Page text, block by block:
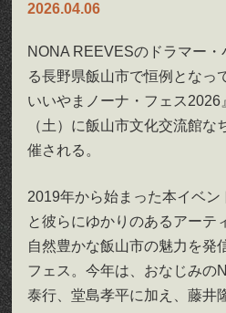
2026.04.06
NONA REEVESのドラマー
る長野県飯山市で恒例となっ
いいやまノーナ・フェス2026
（土）に飯山市文化交流館な
催される。
2019年から始まった本イベ
と彼らにゆかりのあるアーテ
自然豊かな飯山市の魅力を発
フェス。今年は、おなじみの
泰行、堂島孝平に加え、藤井